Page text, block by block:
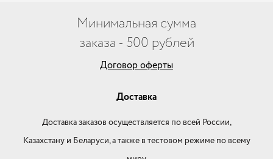
Минимальная сумма
заказа - 500 рублей
Договор оферты
Доставка
Доставка заказов осуществляется по всей России,
Казахстану и Беларуси, а также в тестовом режиме по всему